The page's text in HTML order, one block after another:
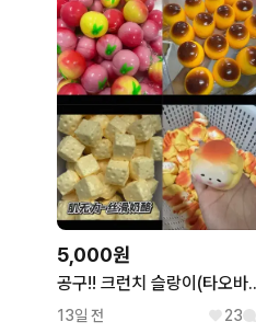
5,000원
공구!! 크
13일 전 23